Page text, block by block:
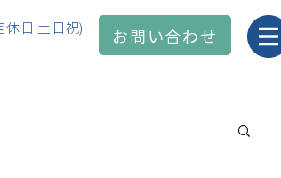
休日 土日祝)
お問い合わせ